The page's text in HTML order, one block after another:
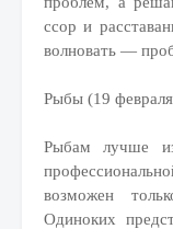
ссор и
волновать —
Рыбы (19
Рыбам лучше
возможен
Одиноких